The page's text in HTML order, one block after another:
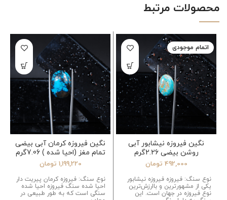
محصولات مرتبط
اتمام موجودی
نگین فیروزه نیشابور آبی
روشن بیضی 2.26گرم
492,000 تومان
نوع سنگ: فیروزه فیروزه نیشابور
یکی از مشهورترین و باارزش‌ترین
نوع فیروزه در جهان است. این
نگین فیروزه کرمان آبی بیضی
تمام مغز (احیا شده ) 7.06گرم
1,199,220 تومان
نوع سنگ: فیروزه کرمان پیریت دار
احیا شده سنگ فیروزه احیا شده
سنگی است که به طور طبیعی در